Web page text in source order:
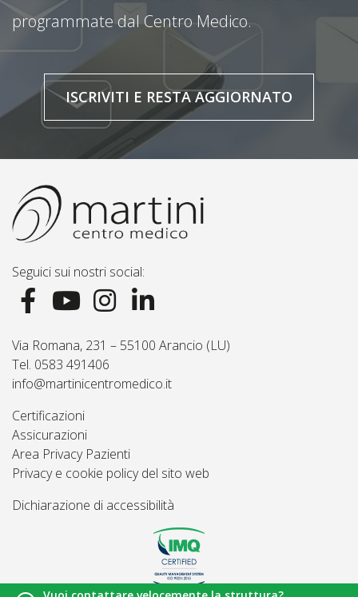
programmate dal Centro Medico.
ISCRIVITI E RESTA AGGIORNATO
Seguici sui nostri social:
Via Romana, 231 – 55100 Arancio (LU)
Tel. 0583 491406
info@martinicentromedico.it
Certificazioni
Assicurazioni
Area Privacy Pazienti
Privacy e cookie policy del sito web
Dichiarazione di accessibilità